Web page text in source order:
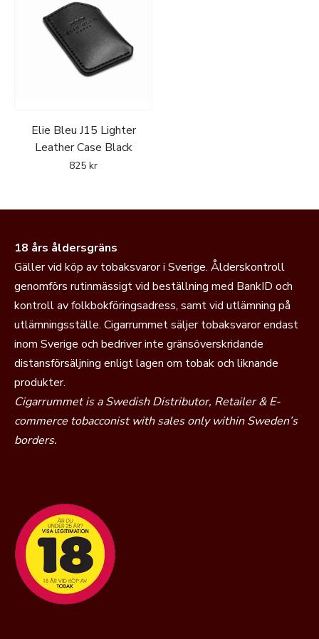
Elie Bleu J15 Lighter
Leather Case Black
825 kr
18 års åldersgräns
Gäller vid köp av tobaksvaror i Sverige. Ålderskontroll
genomförs rutinmässigt vid beställning med BankID och
kontroll av folkbokföringsadress, samt vid utlämning på
utlämningsställe. Cigarrummet säljer tobaksvaror endast
inom Sverige och bedriver inte gränsöverskridande
distansförsäljning enligt lagen om tobak och liknande
produkter.
Cigarrummet is a Swedish Distributor, Retailer & E-
commerce tobacconist with sales only within Sweden’s
borders.